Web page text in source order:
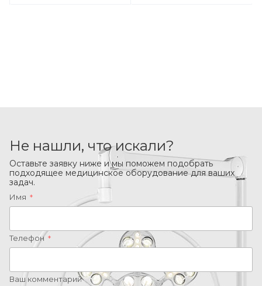
Не нашли, что искали?
Оставьте заявку ниже и мы поможем подобрать
подходящее медицинское оборудование для ваших
задач.
Имя *
Телефон *
Ваш комментарий